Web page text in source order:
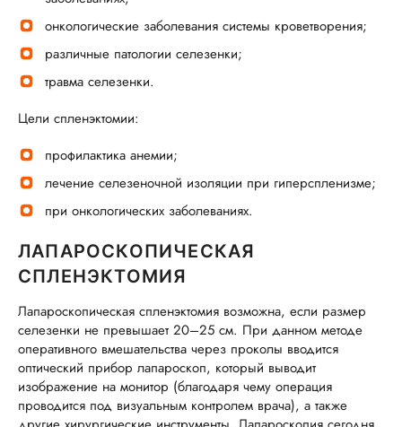
онкологические заболевания системы кроветворения;
различные патологии селезенки;
травма селезенки.
Цели спленэктомии:
профилактика анемии;
лечение селезеночной изоляции при гиперспленизме;
при онкологических заболеваниях.
ЛАПАРОСКОПИЧЕСКАЯ
СПЛЕНЭКТОМИЯ
Лапароскопическая спленэктомия возможна, если размер
селезенки не превышает 20–25 см. При данном методе
оперативного вмешательства через проколы вводится
оптический прибор лапароскоп, который выводит
изображение на монитор (благодаря чему операция
проводится под визуальным контролем врача), а также